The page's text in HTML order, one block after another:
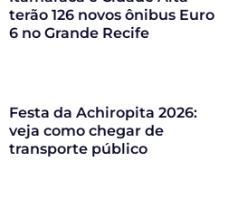
terão 126 novos ônibus Euro
6 no Grande Recife
Festa da Achiropita 2026:
veja como chegar de
transporte público